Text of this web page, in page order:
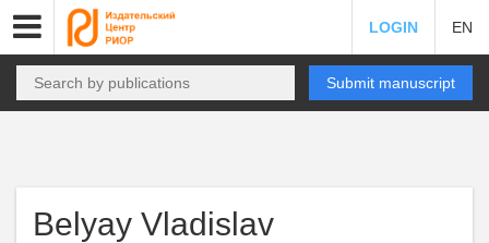
LOGIN EN
Submit manuscript
Belyay Vladislav